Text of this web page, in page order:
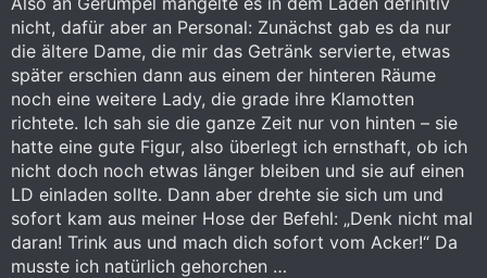
nicht, dafür aber an Personal: Zunächst gab es da nur
die ältere Dame, die mir das Getränk servierte, etwas
später erschien dann aus einem der hinteren Räume
noch eine weitere Lady, die grade ihre Klamotten
richtete. Ich sah sie die ganze Zeit nur von hinten – sie
hatte eine gute Figur, also überlegt ich ernsthaft, ob ich
nicht doch noch etwas länger bleiben und sie auf einen
LD einladen sollte. Dann aber drehte sie sich um und
sofort kam aus meiner Hose der Befehl: „Denk nicht mal
daran! Trink aus und mach dich sofort vom Acker!“ Da
musste ich natürlich gehorchen …